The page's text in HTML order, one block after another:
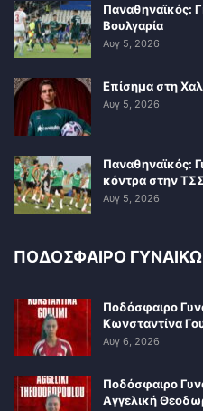
Παναθηναϊκός:
Βουλγαρία
Αυγ 5, 2026
Επίσημα στη
Αυγ 5, 2026
Παναθηναϊκός:
κόντρα στην
Αυγ 5, 2026
ΠΟΔΟΣΦΑΙΡΟ
Ποδόσφαιρο
Κωνσταντίνα
Αυγ 6, 2026
Ποδόσφαιρο
Αγγελική